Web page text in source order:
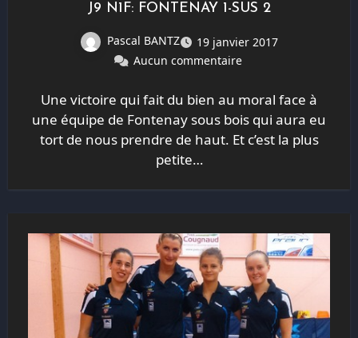
J9 N1F: FONTENAY 1-SUS 2
Pascal BANTZ
19 janvier 2017
Aucun commentaire
Une victoire qui fait du bien au moral face à
une équipe de Fontenay sous bois qui aura eu
tort de nous prendre de haut. Et c’est la plus
petite…